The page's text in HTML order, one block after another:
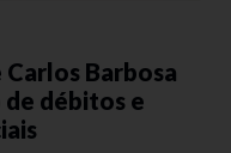
Barbosa
débitos e